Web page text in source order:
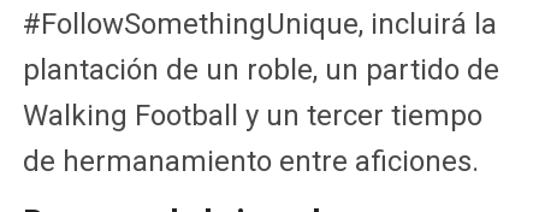
#FollowSomethingUnique, incluirá la
plantación de un roble, un partido de
Walking Football y un tercer tiempo
de hermanamiento entre aficiones.